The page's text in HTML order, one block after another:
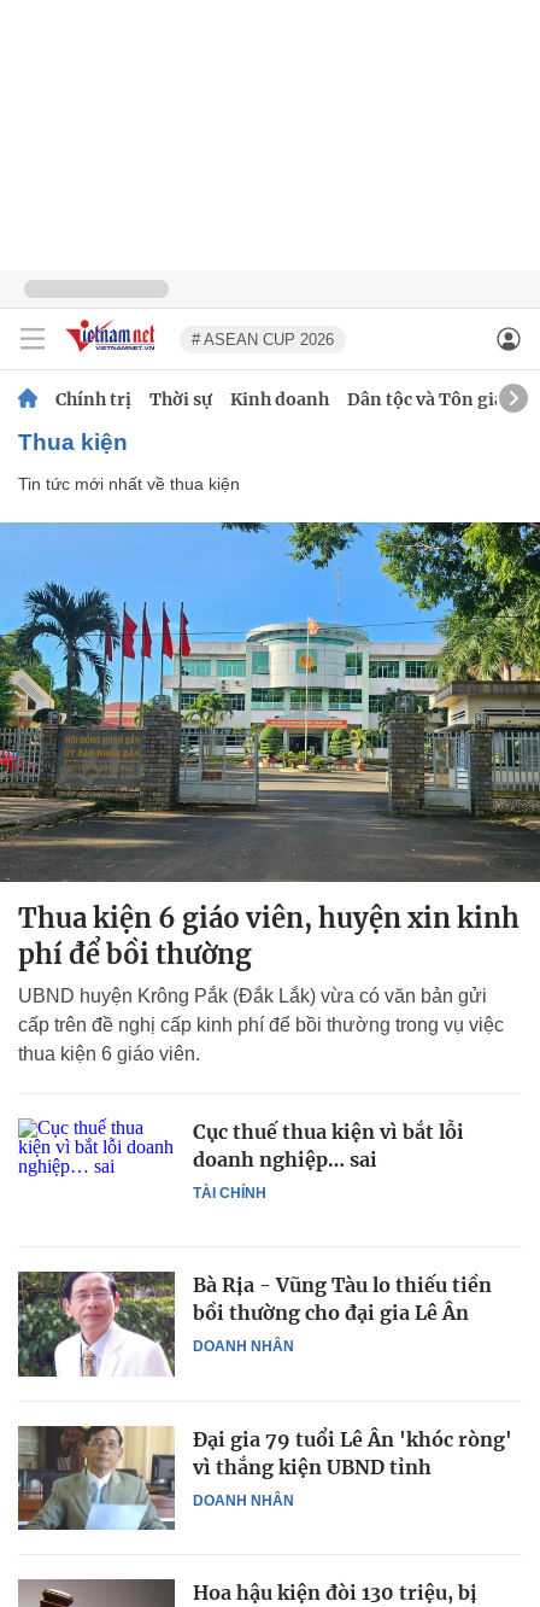
# ASEAN CUP 2026
Chính trị Thời sự Kinh doanh Dân tộc và Tôn giáo
thua kiện
Tin tức mới nhất về thua kiện
Thua kiện 6 giáo viên, huyện xin kinh
phí để bồi thường
UBND huyện Krông Pắk (Đắk Lắk) vừa có văn bản gửi
cấp trên đề nghị cấp kinh phí để bồi thường trong vụ việc
thua kiện 6 giáo viên.
TÀI CHÍNH
Cục thuế thua kiện vì bắt lỗi
doanh nghiệp… sai
DOANH NHÂN
Bà Rịa - Vũng Tàu lo thiếu tiền
bồi thường cho đại gia Lê Ân
DOANH NHÂN
Đại gia 79 tuổi Lê Ân 'khóc ròng'
vì thắng kiện UBND tỉnh
Hoa hậu kiện đòi 130 triệu, bị